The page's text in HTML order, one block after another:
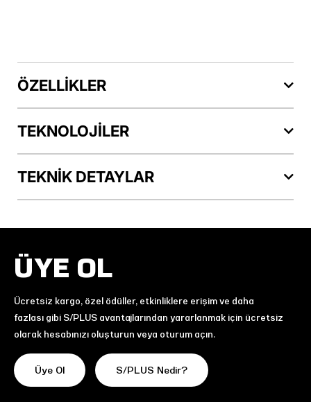
ÖZELLİKLER
TEKNOLOJİLER
TEKNİK DETAYLAR
ÜYE OL
Ücretsiz kargo, özel ödüller, etkinliklere erişim ve daha
fazlası gibi S/PLUS avantajlarından yararlanmak için ücretsiz
olarak hesabınızı oluşturun veya oturum açın.
Üye Ol S/PLUS Nedir?